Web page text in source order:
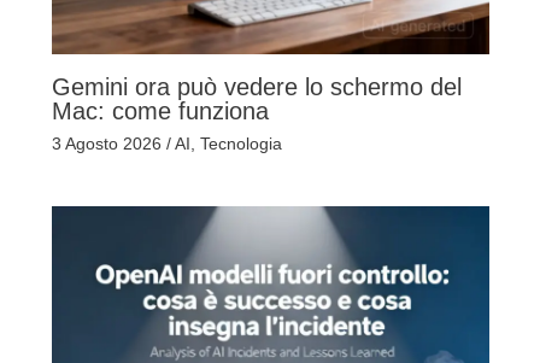
Gemini ora può vedere lo schermo del
Mac: come funziona
3 Agosto 2026 /AI, Tecnologia